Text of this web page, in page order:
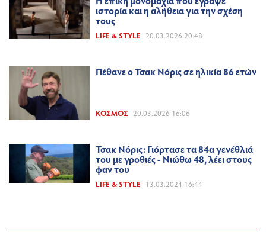
ιστορία και η αλήθεια για την σχέση
τους
LIFE & STYLE 20.03.2026 20:48
Πέθανε ο Τσακ Νόρις σε ηλικία 86 ετών
ΚΌΣΜΟΣ 20.03.2026 16:06
Τσακ Νόρις: Γιόρτασε τα 84α γενέθλιά
του με γροθιές - Νιώθω 48, λέει στους
φαν του
LIFE & STYLE 13.03.2024 16:44